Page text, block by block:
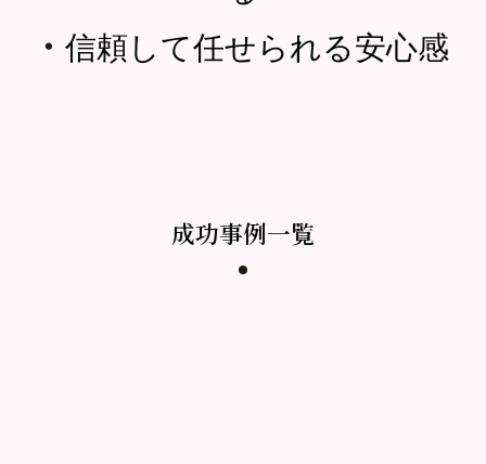
・ 信頼して任せられる安心感
成功事例一覧